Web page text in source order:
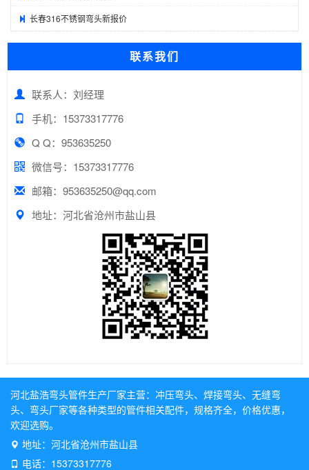
长春316不锈钢弯头新报价
联系我们
联系人：刘经理
手机：15373317776
Q Q：953635250
微信号：15373317776
邮箱：953635250@qq.com
地址：河北省沧州市盐山县
河北盐浩弯头管件生产厂家主营： 冲压弯头、 焊接弯头、 无缝弯
头、 弯头厂家等各种类型的管件相关配件，规格齐全，价格优惠，
欢迎选购。
地址：河北省沧州市盐山县
电话：15373317776